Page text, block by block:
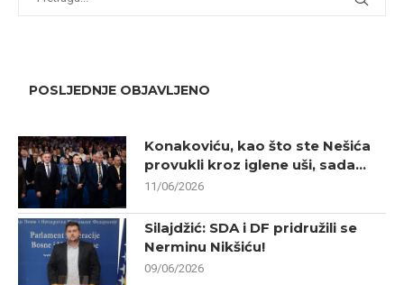
POSLJEDNJE OBJAVLJENO
Konakoviću, kao što ste Nešića
provukli kroz iglene uši, sada...
11/06/2026
Silajdžić: SDA i DF pridružili se
Nerminu Nikšiću!
09/06/2026